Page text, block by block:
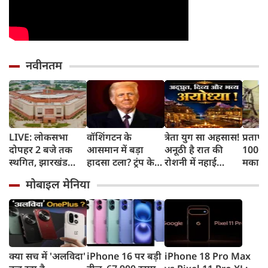
नवीनतम
LIVE: लोकसभा
दोपहर 2 बजे तक
स्थगित, झारखंड
बवाल
वॉशिंगटन के
आसमान में बड़ा
हादसा टला? ट्रंप के
के बेहद करीब पहुंचा
यात्री विमान, जांच
शुरू
त्रेता युग सा अहसास!
अनूठी है रात की
रोशनी में नहाई
100
मकान
मोबाइल मेनिया
क्या सच में 'अलविदा'iPhone 16 पर बड़ी iPhone 18 Pro Max